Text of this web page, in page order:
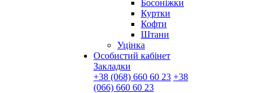
Босоніжки
Куртки
Кофти
Штани
Уцінка
Особистий кабінет
Закладки
+38 (068) 660 60 23 +38
(066) 660 60 23